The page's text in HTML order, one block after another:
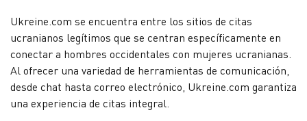
Ukreine.com se encuentra entre los sitios de citas
ucranianos legítimos que se centran específicamente en
conectar a hombres occidentales con mujeres ucranianas.
Al ofrecer una variedad de herramientas de comunicación,
desde chat hasta correo electrónico, Ukreine.com garantiza
una experiencia de citas integral.